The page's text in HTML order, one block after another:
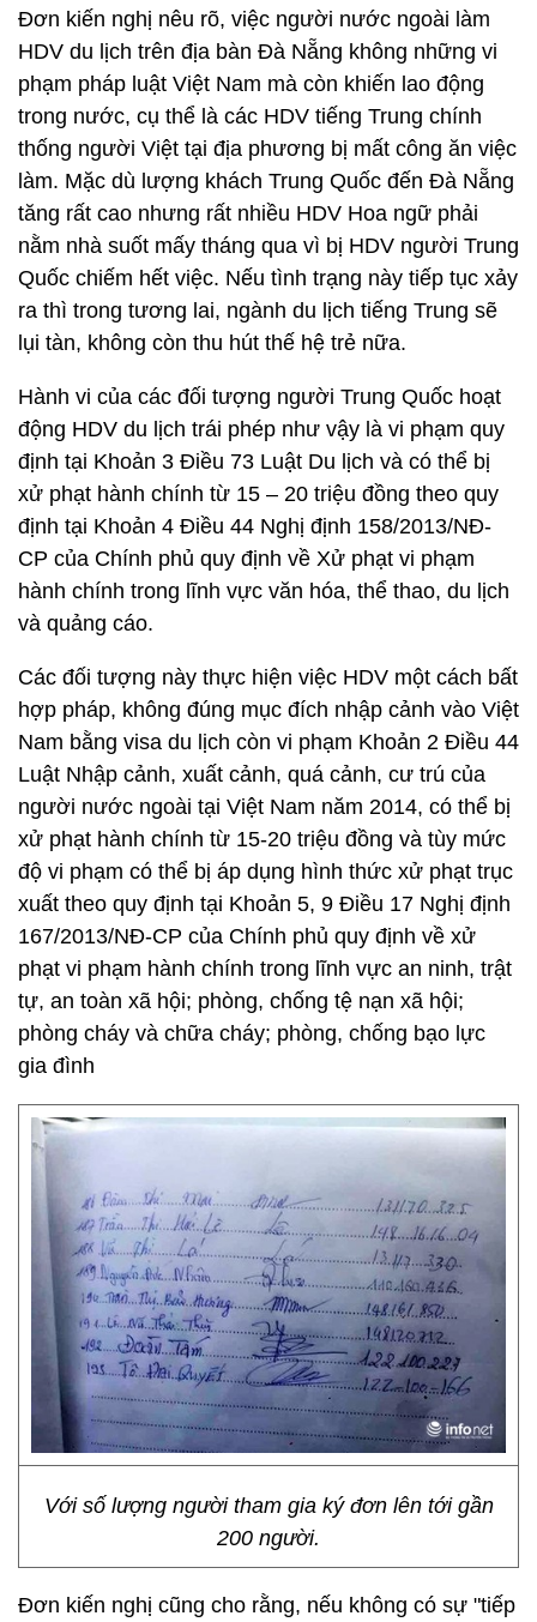
Đơn kiến nghị nêu rõ, việc người nước ngoài làm
HDV du lịch trên địa bàn Đà Nẵng không những vi
phạm pháp luật Việt Nam mà còn khiến lao động
trong nước, cụ thể là các HDV tiếng Trung chính
thống người Việt tại địa phương bị mất công ăn việc
làm. Mặc dù lượng khách Trung Quốc đến Đà Nẵng
tăng rất cao nhưng rất nhiều HDV Hoa ngữ phải
nằm nhà suốt mấy tháng qua vì bị HDV người Trung
Quốc chiếm hết việc. Nếu tình trạng này tiếp tục xảy
ra thì trong tương lai, ngành du lịch tiếng Trung sẽ
lụi tàn, không còn thu hút thế hệ trẻ nữa.
Hành vi của các đối tượng người Trung Quốc hoạt
động HDV du lịch trái phép như vậy là vi phạm quy
định tại Khoản 3 Điều 73 Luật Du lịch và có thể bị
xử phạt hành chính từ 15 – 20 triệu đồng theo quy
định tại Khoản 4 Điều 44 Nghị định 158/2013/NĐ-
CP của Chính phủ quy định về Xử phạt vi phạm
hành chính trong lĩnh vực văn hóa, thể thao, du lịch
và quảng cáo.
Các đối tượng này thực hiện việc HDV một cách bất
hợp pháp, không đúng mục đích nhập cảnh vào Việt
Nam bằng visa du lịch còn vi phạm Khoản 2 Điều 44
Luật Nhập cảnh, xuất cảnh, quá cảnh, cư trú của
người nước ngoài tại Việt Nam năm 2014, có thể bị
xử phạt hành chính từ 15-20 triệu đồng và tùy mức
độ vi phạm có thể bị áp dụng hình thức xử phạt trục
xuất theo quy định tại Khoản 5, 9 Điều 17 Nghị định
167/2013/NĐ-CP của Chính phủ quy định về xử
phạt vi phạm hành chính trong lĩnh vực an ninh, trật
tự, an toàn xã hội; phòng, chống tệ nạn xã hội;
phòng cháy và chữa cháy; phòng, chống bạo lực
gia đình
Với số lượng người tham gia ký đơn lên tới gần
200 người.
Đơn kiến nghị cũng cho rằng, nếu không có sự "tiếp